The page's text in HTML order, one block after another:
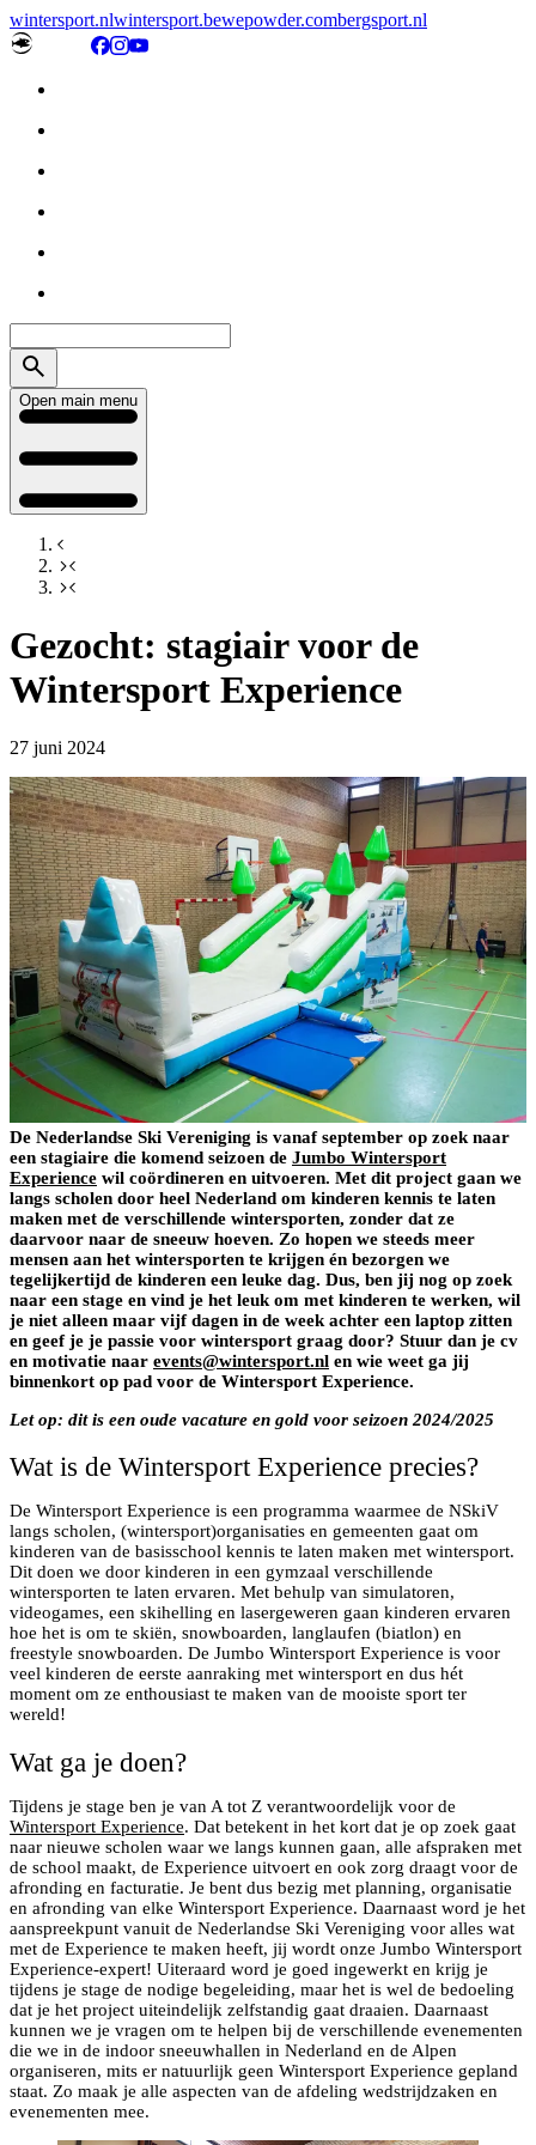
wintersport.nlwintersport.bewepowder.combergsport.nl
Open main menu
Gezocht: stagiair voor de
Wintersport Experience
27 juni 2024
De Nederlandse Ski Vereniging is vanaf september op zoek naar
een stagiaire die komend seizoen de Jumbo Wintersport
Experience wil coördineren en uitvoeren. Met dit project gaan we
langs scholen door heel Nederland om kinderen kennis te laten
maken met de verschillende wintersporten, zonder dat ze
daarvoor naar de sneeuw hoeven. Zo hopen we steeds meer
mensen aan het wintersporten te krijgen én bezorgen we
tegelijkertijd de kinderen een leuke dag. Dus, ben jij nog op zoek
naar een stage en vind je het leuk om met kinderen te werken, wil
je niet alleen maar vijf dagen in de week achter een laptop zitten
en geef je je passie voor wintersport graag door? Stuur dan je cv
en motivatie naar events@wintersport.nl en wie weet ga jij
binnenkort op pad voor de Wintersport Experience.
Let op: dit is een oude vacature en gold voor seizoen 2024/2025
Wat is de Wintersport Experience precies?
De Wintersport Experience is een programma waarmee de NSkiV
langs scholen, (wintersport)organisaties en gemeenten gaat om
kinderen van de basisschool kennis te laten maken met wintersport.
Dit doen we door kinderen in een gymzaal verschillende
wintersporten te laten ervaren. Met behulp van simulatoren,
videogames, een skihelling en lasergeweren gaan kinderen ervaren
hoe het is om te skiën, snowboarden, langlaufen (biatlon) en
freestyle snowboarden. De Jumbo Wintersport Experience is voor
veel kinderen de eerste aanraking met wintersport en dus hét
moment om ze enthousiast te maken van de mooiste sport ter
wereld!
Wat ga je doen?
Tijdens je stage ben je van A tot Z verantwoordelijk voor de
Wintersport Experience. Dat betekent in het kort dat je op zoek gaat
naar nieuwe scholen waar we langs kunnen gaan, alle afspraken met
de school maakt, de Experience uitvoert en ook zorg draagt voor de
afronding en facturatie. Je bent dus bezig met planning, organisatie
en afronding van elke Wintersport Experience. Daarnaast word je het
aanspreekpunt vanuit de Nederlandse Ski Vereniging voor alles wat
met de Experience te maken heeft, jij wordt onze Jumbo Wintersport
Experience-expert! Uiteraard word je goed ingewerkt en krijg je
tijdens je stage de nodige begeleiding, maar het is wel de bedoeling
dat je het project uiteindelijk zelfstandig gaat draaien. Daarnaast
kunnen we je vragen om te helpen bij de verschillende evenementen
die we in de indoor sneeuwhallen in Nederland en de Alpen
organiseren, mits er natuurlijk geen Wintersport Experience gepland
staat. Zo maak je alle aspecten van de afdeling wedstrijdzaken en
evenementen mee.